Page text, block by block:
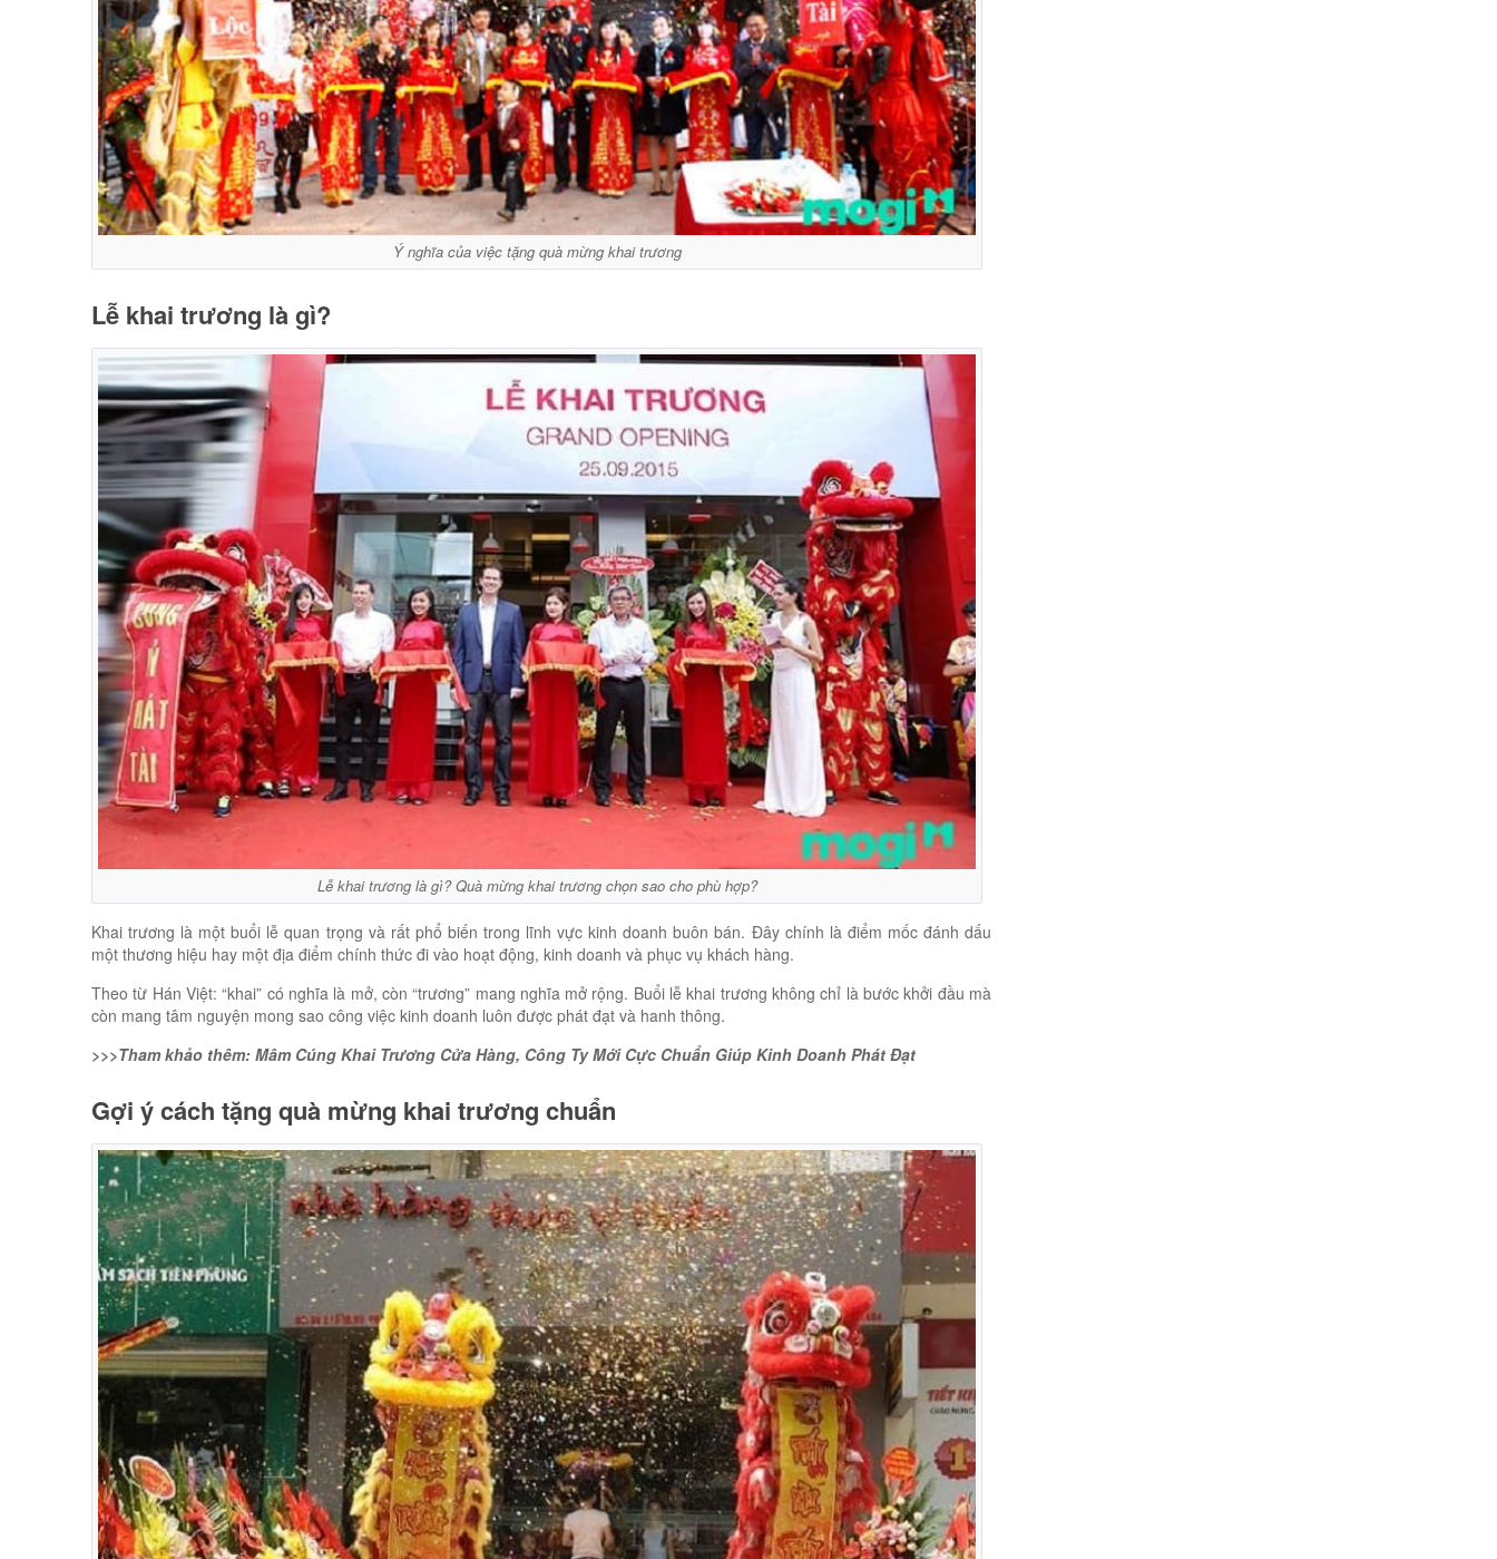
Ý nghĩa của việc tặng quà mừng khai trương
Lễ khai trương là gì?
Lễ khai trương là gì? Quà mừng khai trương chọn sao cho phù hợp?
Khai trương là một buổi lễ quan trọng và rất phổ biến trong lĩnh vực kinh doanh buôn bán. Đây chính là điểm mốc đánh dấu
một thương hiệu hay một địa điểm chính thức đi vào hoạt động, kinh doanh và phục vụ khách hàng.
Theo từ Hán Việt: “khai” có nghĩa là mở, còn “trương” mang nghĩa mở rộng. Buổi lễ khai trương không chỉ là bước khởi đầu mà
còn mang tâm nguyện mong sao công việc kinh doanh luôn được phát đạt và hanh thông.
>>>Tham khảo thêm: Mâm Cúng Khai Trương Cửa Hàng, Công Ty Mới Cực Chuẩn Giúp Kinh Doanh Phát Đạt
Gợi ý cách tặng quà mừng khai trương chuẩn